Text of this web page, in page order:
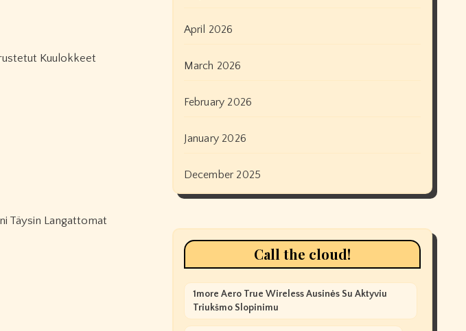
April 2026
March 2026
February 2026
January 2026
December 2025
Call the cloud!
1more Aero True Wireless Ausinės Su Aktyviu
Triukšmo Slopinimu